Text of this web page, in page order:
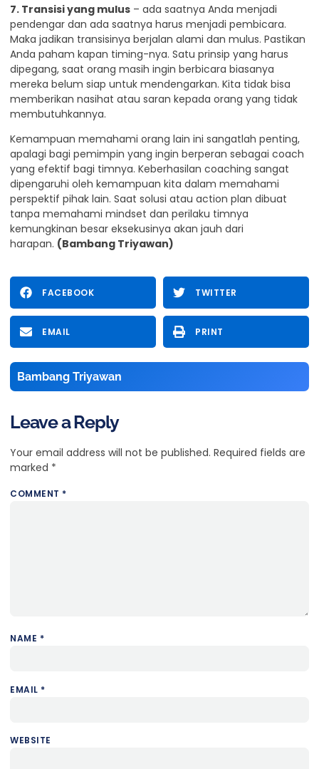
7. Transisi yang mulus – ada saatnya Anda menjadi
pendengar dan ada saatnya harus menjadi pembicara.
Maka jadikan transisinya berjalan alami dan mulus. Pastikan
Anda paham kapan timing-nya. Satu prinsip yang harus
dipegang, saat orang masih ingin berbicara biasanya
mereka belum siap untuk mendengarkan. Kita tidak bisa
memberikan nasihat atau saran kepada orang yang tidak
membutuhkannya.
Kemampuan memahami orang lain ini sangatlah penting,
apalagi bagi pemimpin yang ingin berperan sebagai coach
yang efektif bagi timnya. Keberhasilan coaching sangat
dipengaruhi oleh kemampuan kita dalam memahami
perspektif pihak lain. Saat solusi atau action plan dibuat
tanpa memahami mindset dan perilaku timnya
kemungkinan besar eksekusinya akan jauh dari
harapan. (Bambang Triyawan)
FACEBOOK TWITTER
EMAIL PRINT
Bambang Triyawan
Leave a Reply
Your email address will not be published. Required fields are
marked *
COMMENT *
NAME *
EMAIL *
WEBSITE